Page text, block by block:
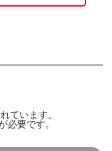
ています。
必要です。